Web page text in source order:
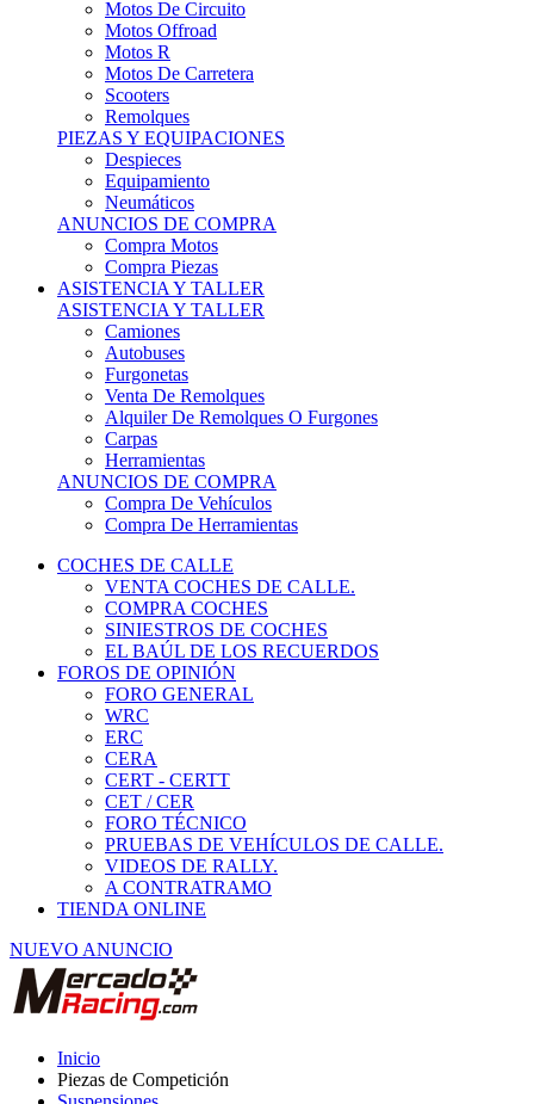
Motos R
Motos De Carretera
Scooters
Remolques
PIEZAS Y EQUIPACIONES
Despieces
Equipamiento
Neumáticos
ANUNCIOS DE COMPRA
Compra Motos
Compra Piezas
ASISTENCIA Y TALLER
ASISTENCIA Y TALLER
Camiones
Autobuses
Furgonetas
Venta De Remolques
Alquiler De Remolques O Furgones
Carpas
Herramientas
ANUNCIOS DE COMPRA
Compra De Vehículos
Compra De Herramientas
COCHES DE CALLE
VENTA COCHES DE CALLE.
COMPRA COCHES
SINIESTROS DE COCHES
EL BAÚL DE LOS RECUERDOS
FOROS DE OPINIÓN
FORO GENERAL
WRC
ERC
CERA
CERT - CERTT
CET / CER
FORO TÉCNICO
PRUEBAS DE VEHÍCULOS DE CALLE.
VIDEOS DE RALLY.
A CONTRATRAMO
TIENDA ONLINE
NUEVO ANUNCIO
Piezas de Competición
Suspensiones
Trapecios tubulares delanteros escort mk2